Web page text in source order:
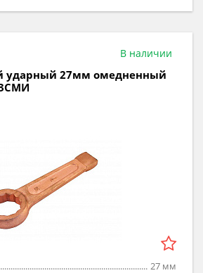
В наличии
ударный 27мм омедненный
27 мм